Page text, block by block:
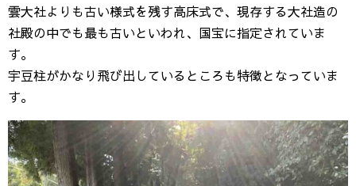
雲大社よりも古い様式を残す高床式で、現存する大社造の
社殿の中でも最も古いといわれ、国宝に指定されていま
す。
宇豆柱がかなり飛び出しているところも特徴となっていま
す。